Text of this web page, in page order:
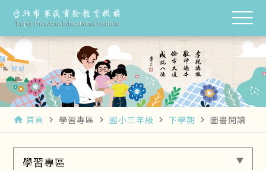
home 首頁 navigate_next 學習專區 navigate_next 國小三年級 navigate_next 下學期 navigate_next 圖書閱讀
學習專區